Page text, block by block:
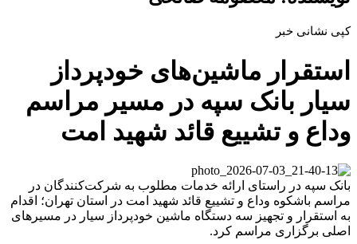
کپی نشانی خبر
استقرار ماشین‌های خودپرداز
سیار بانک سپه در مسیر مراسم
وداع و تشییع قائد شهید امت
بانک سپه در راستای ارائه خدمات مطلوب به شرکت‌کنندگان در
مراسم باشکوه وداع و تشییع قائد شهید امت در استان تهران؛ اقدام
به استقرار و تجهیز سه دستگاه ماشین خودپرداز سیار در مسیرهای
اصلی برگزاری مراسم کرد.